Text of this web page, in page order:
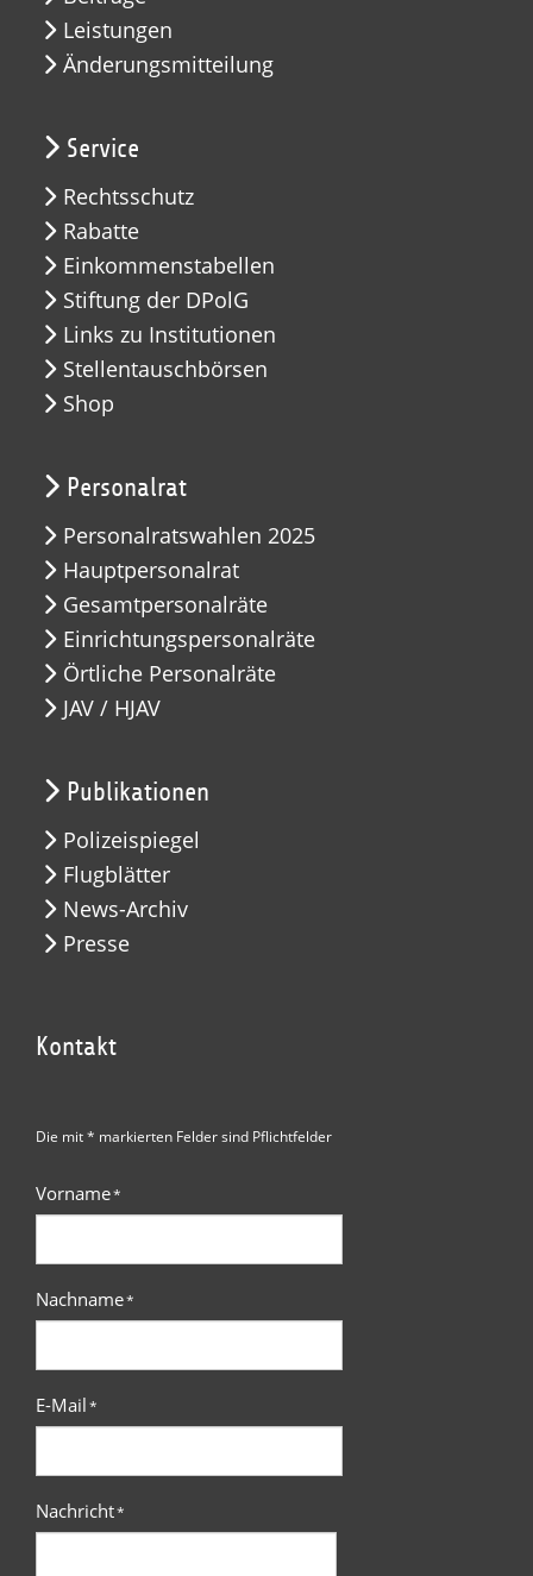
Leistungen
Änderungsmitteilung
Service
Rechtsschutz
Rabatte
Einkommenstabellen
Stiftung der DPolG
Links zu Institutionen
Stellentauschbörsen
Shop
Personalrat
Personalratswahlen 2025
Hauptpersonalrat
Gesamtpersonalräte
Einrichtungspersonalräte
Örtliche Personalräte
JAV / HJAV
Publikationen
Polizeispiegel
Flugblätter
News-Archiv
Presse
Kontakt
Die mit * markierten Felder sind Pflichtfelder
Vorname*
Nachname*
E-Mail*
Nachricht*